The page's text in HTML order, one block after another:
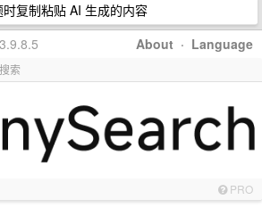
复制粘贴 AI 生成的内容
About · Language
索
PRO